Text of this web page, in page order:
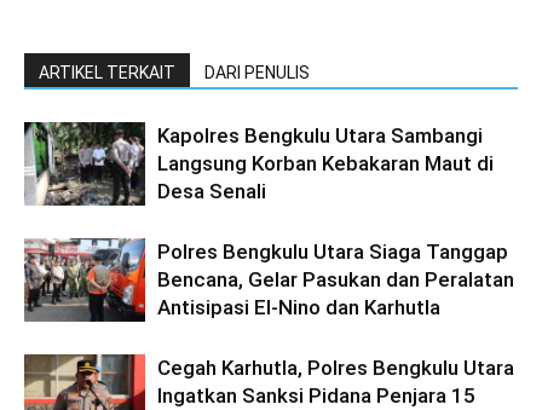
ARTIKEL TERKAIT DARI PENULIS
Kapolres Bengkulu Utara Sambangi
Langsung Korban Kebakaran Maut di
Desa Senali
Polres Bengkulu Utara Siaga Tanggap
Bencana, Gelar Pasukan dan Peralatan
Antisipasi El-Nino dan Karhutla
Cegah Karhutla, Polres Bengkulu Utara
Ingatkan Sanksi Pidana Penjara 15